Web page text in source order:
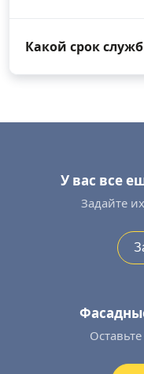
Какой срок
У вас все
Задайте